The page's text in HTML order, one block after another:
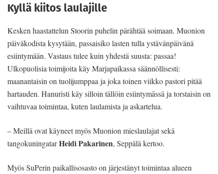
Kyllä kiitos laulajille
Kesken haastattelun Stoorin puhelin pärähtää soimaan. Muonion
päiväkodista kysytään, passaisiko lasten tulla ystävänpäivänä
esiintymään. Vastaus tulee kuin yhdestä suusta: passaa!
Ulkopuolisia toimijoita käy Marjapaikassa säännöllisesti:
maanantaisin on tuolijumppaa ja joka toinen viikko pastori pitää
hartauden. Hanuristi käy silloin tällöin esiintymässä ja torstaisin on
vaihtuvaa toimintaa, kuten laulamista ja askartelua.
– Meillä ovat käyneet myös Muonion mieslaulajat sekä
tangokuningatarHeidi Pakarinen, Seppälä kertoo.
Myös SuPerin paikallisosasto on järjestänyt toimintaa alueen